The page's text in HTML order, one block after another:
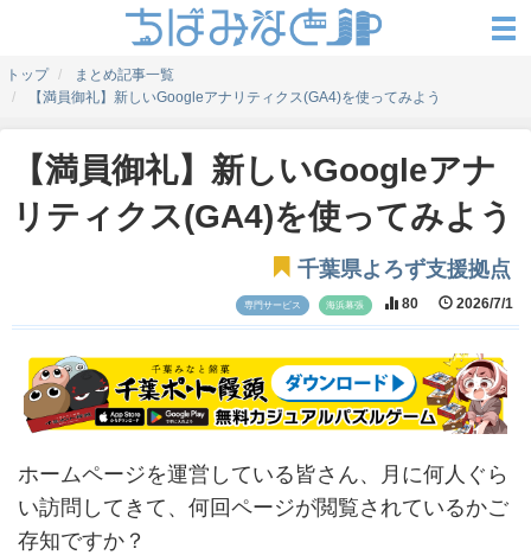
トップ
まとめ記事一覧
【満員御礼】新しいGoogleアナリティクス(GA4)を使ってみよう
【満員御礼】新しいGoogleアナ
リティクス(GA4)を使ってみよう
千葉県よろず支援拠点
専門サービス 海浜幕張 80 2026/7/1
ホームページを運営している皆さん、月に何人ぐら
い訪問してきて、何回ページが閲覧されているかご
存知ですか？